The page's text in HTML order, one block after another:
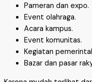
Pameran dan expo.
Event olahraga.
Acara kampus.
Event komunitas.
Kegiatan
Bazar dan pasar